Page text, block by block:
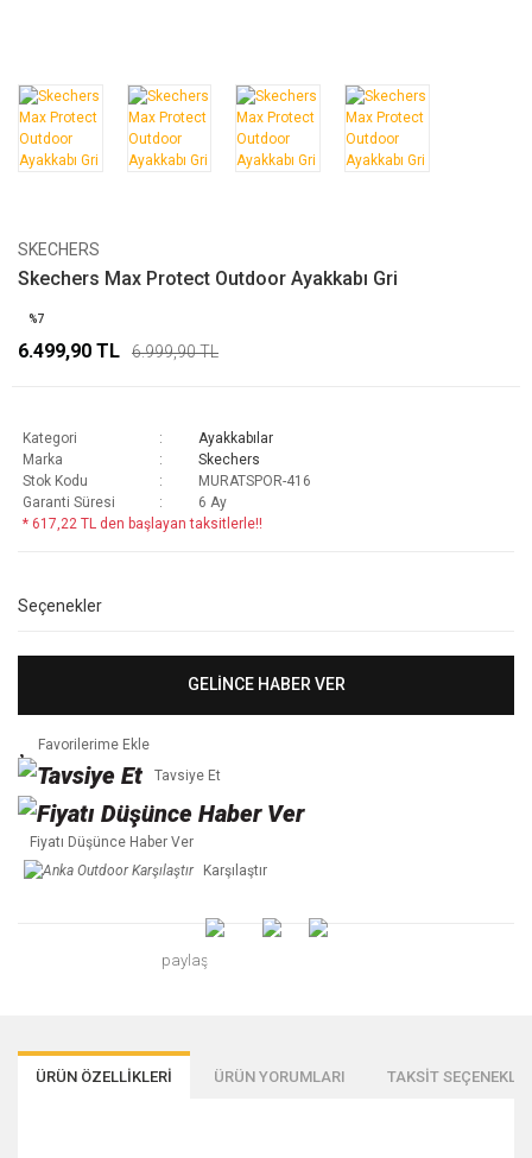
SKECHERS
Skechers Max Protect Outdoor Ayakkabı Gri
%7
6.499,90 TL 6.999,90 TL
Kategori
Ayakkabılar
Marka
Skechers
Stok Kodu
MURATSPOR-416
Garanti Süresi
6 Ay
* 617,22 TL den başlayan taksitlerle!!
Seçenekler
GELİNCE HABER VER
Tavsiye Et
Fiyatı Düşünce Haber Ver
Karşılaştır
paylaş
ÜRÜN ÖZELLİKLERİ ÜRÜN YORUMLARI TAKSİT